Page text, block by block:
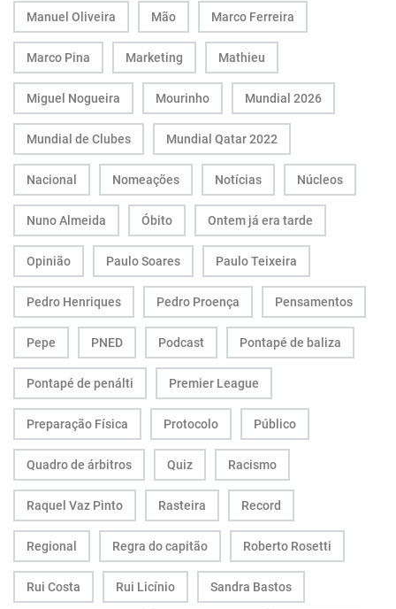
Manuel Oliveira Mão Marco Ferreira
Marco Pina Marketing Mathieu
Miguel Nogueira Mourinho Mundial 2026
Mundial de Clubes Mundial Qatar 2022
Nacional Nomeações Notícias Núcleos
Nuno Almeida Óbito Ontem já era tarde
Opinião Paulo Soares Paulo Teixeira
Pedro Henriques Pedro Proença Pensamentos
Pepe PNED Podcast Pontapé de baliza
Pontapé de penálti Premier League
Preparação Física Protocolo Público
Quadro de árbitros Quiz Racismo
Raquel Vaz Pinto Rasteira Record
Regional Regra do capitão Roberto Rosetti
Rui Costa Rui Licínio Sandra Bastos